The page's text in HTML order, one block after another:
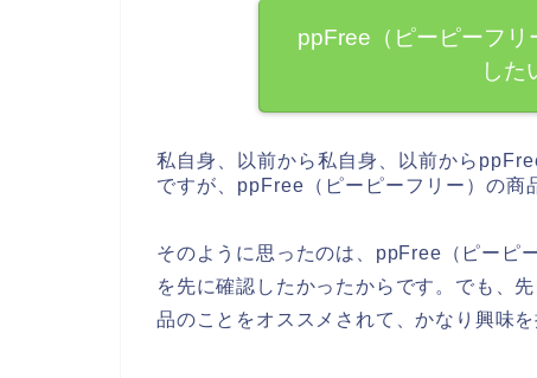
ppFree（ピーピーフリ
した
私自身、以前から私自身、以前から
ですが、ppFree（ピーピーフリー）の商
そのように思ったのは、ppFree（ピーピ
を先に確認したかったからです。でも、
品のことをオススメされて、かなり興味を